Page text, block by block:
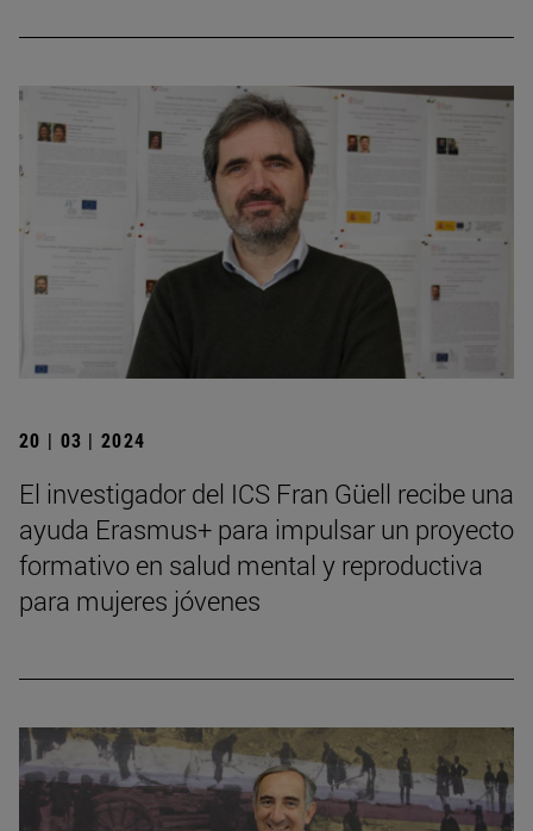
20 | 03 | 2024
El investigador del ICS Fran Güell recibe una
ayuda Erasmus+ para impulsar un proyecto
formativo en salud mental y reproductiva
para mujeres jóvenes